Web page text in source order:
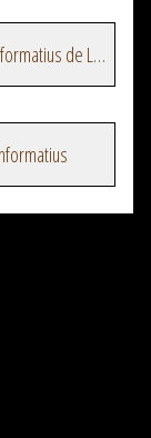
Veure més episodis del programa Butlletins informatius de La Xarxa